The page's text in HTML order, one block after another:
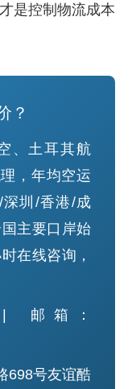
是控制物流成本
？
、土耳其航
，年均空运
深圳/香港/成
主要口岸始
在线咨询，
| 邮箱：
698号友谊酷